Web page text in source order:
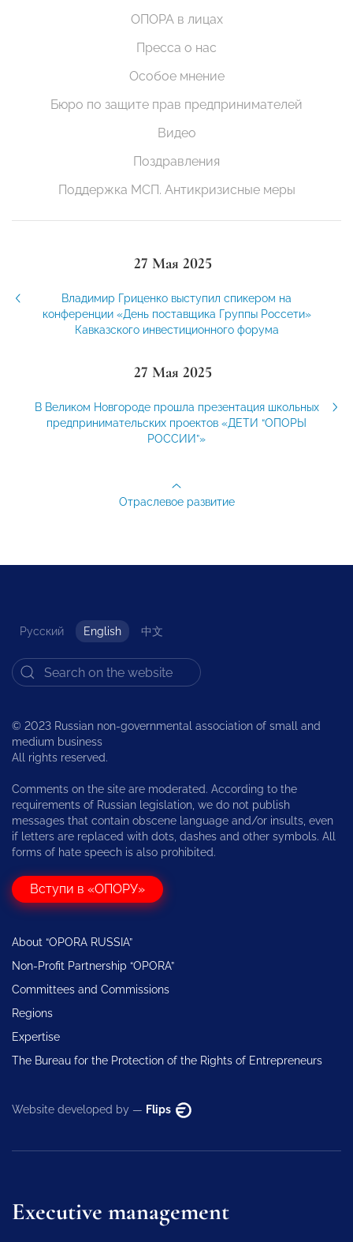
ОПОРА в лицах
Пресса о нас
Особое мнение
Бюро по защите прав предпринимателей
Видео
Поздравления
Поддержка МСП. Антикризисные меры
27 Мая 2025
Владимир Гриценко выступил спикером на
конференции «День поставщика Группы Россети»
Кавказского инвестиционного форума
27 Мая 2025
В Великом Новгороде прошла презентация школьных
предпринимательских проектов «ДЕТИ “ОПОРЫ
РОССИИ”»
Отраслевое развитие
Русский English 中文
© 2023 Russian non-governmental association of small and
medium business
All rights reserved.
Comments on the site are moderated. According to the
requirements of Russian legislation, we do not publish
messages that contain obscene language and/or insults, even
if letters are replaced with dots, dashes and other symbols. All
forms of hate speech is also prohibited.
Вступи в «ОПОРУ»
About “OPORA RUSSIA”
Non-Profit Partnership “OPORA”
Committees and Commissions
Regions
Expertise
The Bureau for the Protection of the Rights of Entrepreneurs
Website developed by — Flips
Executive management